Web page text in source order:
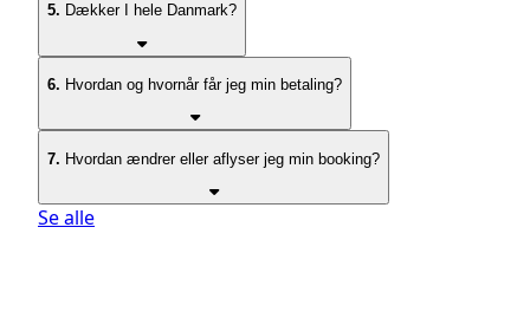
5. Dækker I hele Danmark?
6. Hvordan og hvornår får jeg min betaling?
7. Hvordan ændrer eller aflyser jeg min booking?
Se alle